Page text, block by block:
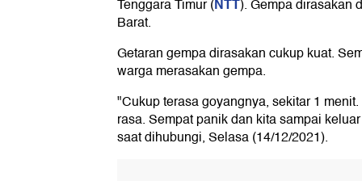
Tenggara Timur (NTT). Gempa dirasakan
Barat.
Getaran gempa dirasakan cukup kuat.
warga merasakan gempa.
"Cukup terasa goyangnya, sekitar 1
rasa. Sempat panik dan kita sampai
saat dihubungi, Selasa (14/12/2021).